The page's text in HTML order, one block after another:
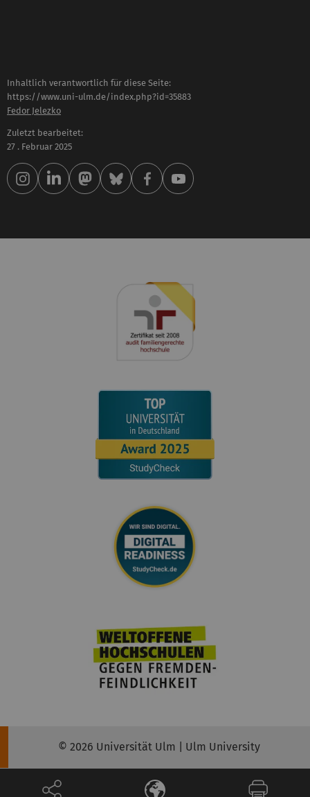
Inhaltlich verantwortlich für diese Seite:
https://www.uni-ulm.de/index.php?id=35883
Fedor Jelezko
Zuletzt bearbeitet:
27 . Februar 2025
© 2026 Universität Ulm | Ulm University